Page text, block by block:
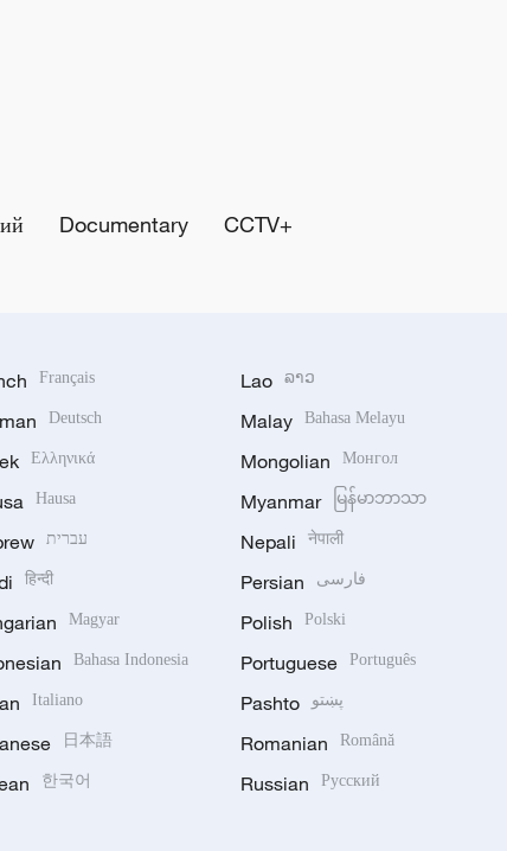
Documentary CCTV+
Français
Deutsch
Ελληνικά
Hausa
עברית
हिन्दी
Magyar
Bahasa Indonesia
Italiano
日本語
한국어
Lao ລາວ
Malay Bahasa Melayu
Mongolian Монгол
Myanmar မြန်မာဘာသာ
Nepali नेपाली
Persian فارسی
Polish Polski
Portuguese Português
Pashto پښتو
Romanian Română
Russian Русский